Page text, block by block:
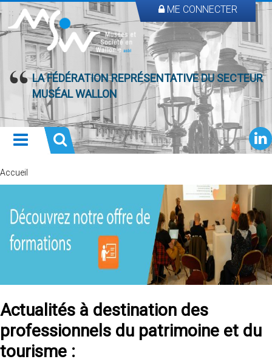
LA FÉDÉRATION REPRÉSENTATIVE DU SECTEUR
MUSÉAL WALLON
ME CONNECTER
Accueil
Actualités à destination des
professionnels du patrimoine et du
tourisme :